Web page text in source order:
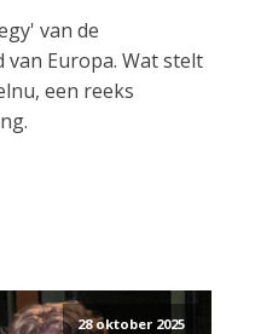
van de
van Europa. Wat stelt
een reeks
28 oktober 2025